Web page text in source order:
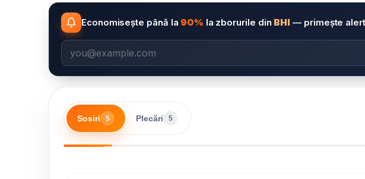
Economisește până la 90% la zborurile din BHI — primește
Sosiri 5 Plecări 5